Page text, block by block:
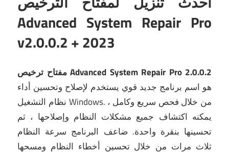
Advanced System Repair Pro
v2.0.0.2 + 2023
مفتاح ترخيص Advanced System Repair Pro 2.0.0.2
هو اسم برنامج جديد قوي يستخدم لإصلاح وتحسين أداء
نظام التشغيل Windows. من خلال فحص سريع وكامل ،
يمكنه اكتشاف جميع مشكلات النظام وإصلاحها ، ثم
تحسينها بنقرة واحدة.ضاعف البرنامج سرعة النظام
ثلاث مرات من خلال تحسين أخطاء النظام ومسحها